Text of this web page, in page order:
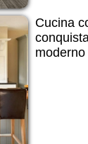
Cucina